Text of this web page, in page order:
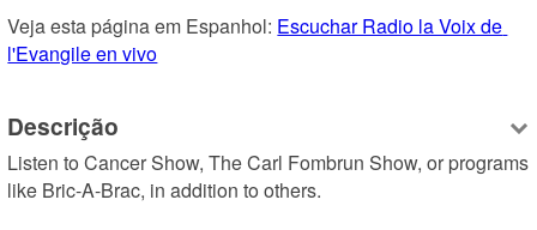
Veja esta página em Espanhol: Escuchar Radio la Voix de
l'Evangile en vivo
Descrição
Listen to Cancer Show, The Carl Fombrun Show, or programs
like Bric-A-Brac, in addition to others.